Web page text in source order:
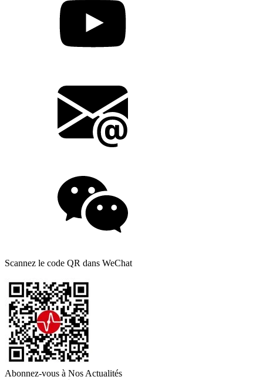
Scannez le code QR dans WeChat
Abonnez-vous à Nos Actualités